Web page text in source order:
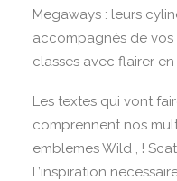
Megaways : leurs
accompagnés de
classes avec flairer
Les textes qui vont
comprennent nos
emblemes Wild , !
L’inspiration